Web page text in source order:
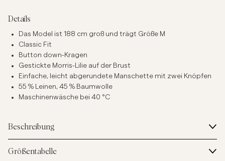
Details
Das Model ist 188 cm groß und trägt Größe M
Classic Fit
Button down-Kragen
Gestickte Morris-Lilie auf der Brust
Einfache, leicht abgerundete Manschette mit zwei Knöpfen
55 % Leinen, 45 % Baumwolle
Maschinenwäsche bei 40 °C
Beschreibung
Größentabelle